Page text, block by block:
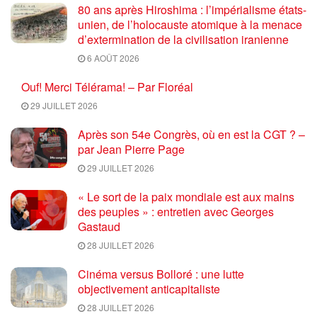
80 ans après Hiroshima : l’impérialisme états-
unien, de l’holocauste atomique à la menace
d’extermination de la civilisation iranienne
6 AOÛT 2026
Ouf! Merci Télérama! – Par Floréal
29 JUILLET 2026
Après son 54e Congrès, où en est la CGT ? –
par Jean Pierre Page
29 JUILLET 2026
« Le sort de la paix mondiale est aux mains
des peuples » : entretien avec Georges
Gastaud
28 JUILLET 2026
Cinéma versus Bolloré : une lutte
objectivement anticapitaliste
28 JUILLET 2026